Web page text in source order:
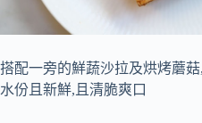
搭配一旁的鮮蔬沙拉及烘烤蘑
水份且新鮮,且清脆爽口